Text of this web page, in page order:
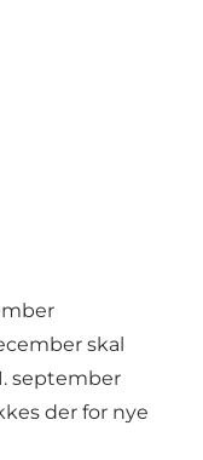
skal
september
der for nye